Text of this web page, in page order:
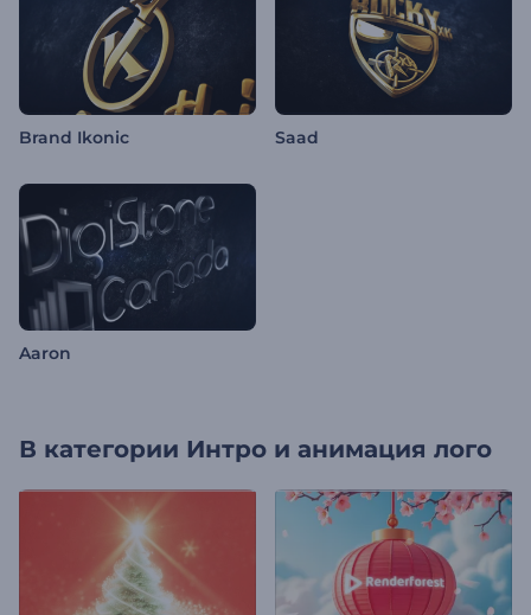
Brand Ikonic Saad
Aaron
В категории Интро и анимация лого